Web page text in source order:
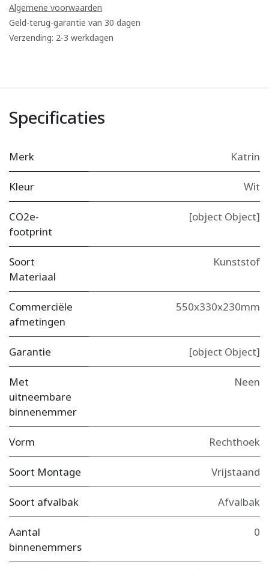
Algemene voorwaarden
Geld-terug-garantie van 30 dagen
Verzending: 2-3 werkdagen
Specificaties
Merk Katrin
Kleur Wit
CO2e-
footprint
[object Object]
Soort
Materiaal
Kunststof
Commerciële
afmetingen
550x330x230mm
Garantie [object Object]
Met
uitneembare
binnenemmer
Neen
Vorm Rechthoek
Soort Montage Vrijstaand
Soort afvalbak Afvalbak
Aantal
binnenemmers
0